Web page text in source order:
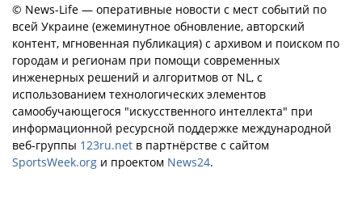
© News-Life — оперативные новости с мест событий по
всей Украине (ежеминутное обновление, авторский
контент, мгновенная публикация) с архивом и поиском по
городам и регионам при помощи современных
инженерных решений и алгоритмов от NL, с
использованием технологических элементов
самообучающегося "искусственного интеллекта" при
информационной ресурсной поддержке международной
веб-группы 123ru.net в партнёрстве с сайтом
SportsWeek.org и проектом News24.